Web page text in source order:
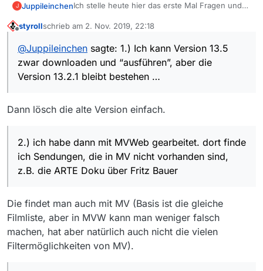
J JuppileinchenIch stelle heute hier das erste Mal Fragen und
übersehen.
MV ist bei mir auf Version 13.2.1
Ich kann Version 13.5 zwar downloaden und
“ausführen”, aber die Version 13.2.1 bleibt
bestehen …
ich habe dann mit MVWeb gearbeitet. dort finde
3.)
ich kann die Treffer bei MVWeb nicht speichern.
wenn ich das Diskettensymbol anklicke, dann
wird der Film sofort abgespielt.
Den Hinweis bei der Hilfefunktion auf Probleme
auch bei Opera oder Chrome und der Klick
rechts hat mir auch nicht weiter geholfen.
Wer weiß Rat?
Danke Juppileinchen
styrollschrieb am 2. Nov. 2019, 22:18
zuletzt editiert von
@Juppileinchen sagte: 1.) Ich kann Version 13.5
zwar downloaden und “ausführen”, aber die
Version 13.2.1 bleibt bestehen …
Dann lösch die alte Version einfach.
2.) ich habe dann mit MVWeb gearbeitet. dort finde
ich Sendungen, die in MV nicht vorhanden sind,
z.B. die ARTE Doku über Fritz Bauer
Die findet man auch mit MV (Basis ist die gleiche
Filmliste, aber in MVW kann man weniger falsch
machen, hat aber natürlich auch nicht die vielen
Filtermöglichkeiten von MV).